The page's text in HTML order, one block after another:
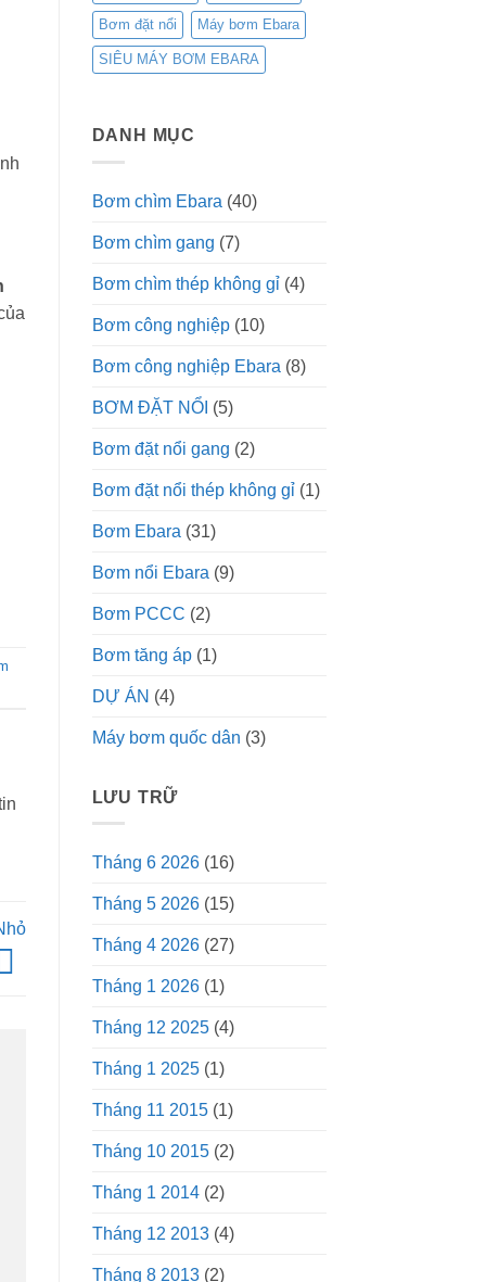
Bơm đặt nổi Máy bơm Ebara
SIÊU MÁY BƠM EBARA
DANH MỤC
Bơm chìm Ebara (40)
Bơm chìm gang (7)
Bơm chìm thép không gỉ(4)
Bơm công nghiệp(10)
Bơm công nghiệp Ebara (8)
BƠM ĐẶT NỔI (5)
Bơm đặt nổi gang (2)
Bơm đặt nổi thép không gỉ(1)
Bơm Ebara (31)
Bơm nổi Ebara (9)
Bơm PCCC (2)
Bơm tăng áp(1)
DỰ ÁN (4)
Máy bơm quốc dân (3)
LƯU TRỮ
Tháng 6 2026(16)
Tháng 5 2026(15)
Tháng 4 2026(27)
Tháng 1 2026(1)
Tháng 12 2025(4)
Tháng 1 2025(1)
Tháng 11 2015(1)
Tháng 10 2015(2)
Tháng 1 2014(2)
Tháng 12 2013(4)
Tháng 8 2013(2)